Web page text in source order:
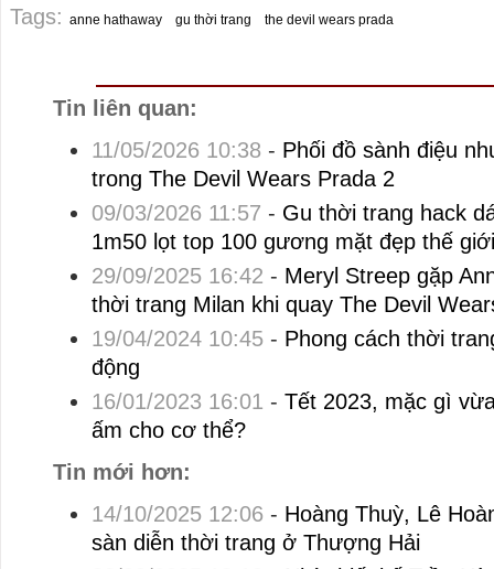
Tags: anne hathaway gu thời trang the devil wears prada
Tin liên quan:
11/05/2026 10:38 - Phối đồ sành điệu
trong The Devil Wears Prada 2
09/03/2026 11:57 - Gu thời trang hack
1m50 lọt top 100 gương mặt đẹp thế giới
29/09/2025 16:42 - Meryl Streep gặp
thời trang Milan khi quay The Devil
19/04/2024 10:45- Phong cách thời
động
16/01/2023 16:01 - Tết 2023, mặc gì
ấm cho cơ thể?
Tin mới hơn:
14/10/2025 12:06 - Hoàng Thuỳ, Lê
sàn diễn thời trang ở Thượng Hải